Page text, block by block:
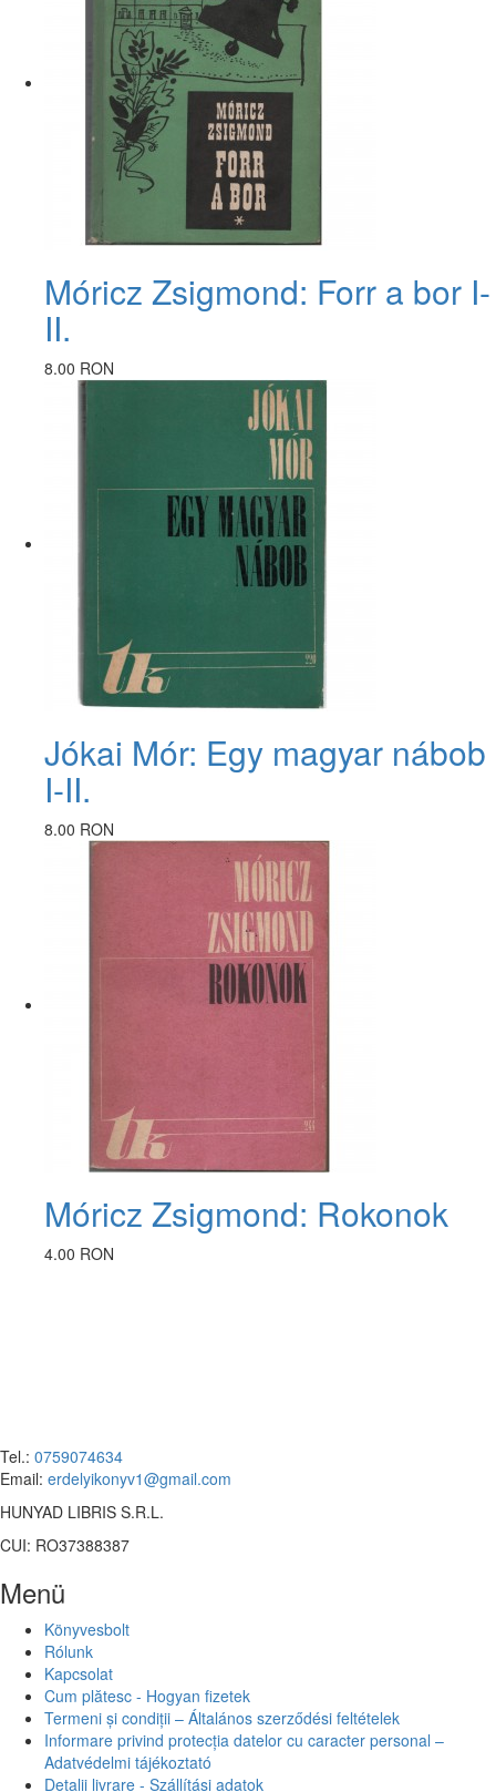
Móricz Zsigmond: Forr a bor I-
II.
8.00 RON
Jókai Mór: Egy magyar nábob
I-II.
8.00 RON
Móricz Zsigmond: Rokonok
4.00 RON
Tel.: 0759074634
Email: erdelyikonyv1@gmail.com
HUNYAD LIBRIS S.R.L.
CUI: RO37388387
Menü
Könyvesbolt
Rólunk
Kapcsolat
Cum plătesc - Hogyan fizetek
Termeni și condiții – Általános szerződési feltételek
Informare privind protecția datelor cu caracter personal –
Adatvédelmi tájékoztató
Detalii livrare - Szállítási adatok